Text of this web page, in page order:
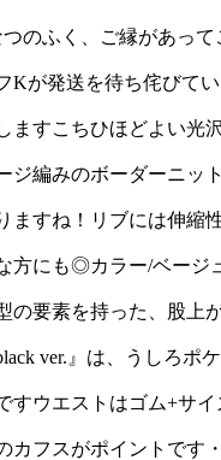
なっていて
ブには伸縮
でぎゅっと
ジュ×ネイ
ーパンツ」
ヒップや渡
こちらの『
つですウ
つのふく、ご縁があっ
Kが発送を待ち侘びて
ますこちひほどよい光
ジ編みのボーダーニッ
すね！リブには伸縮
方にも◎カラー/ベージ
要素を持った、股上
ver.』は、うしろポ
すウエストはゴム+サ
カフスがポイントです